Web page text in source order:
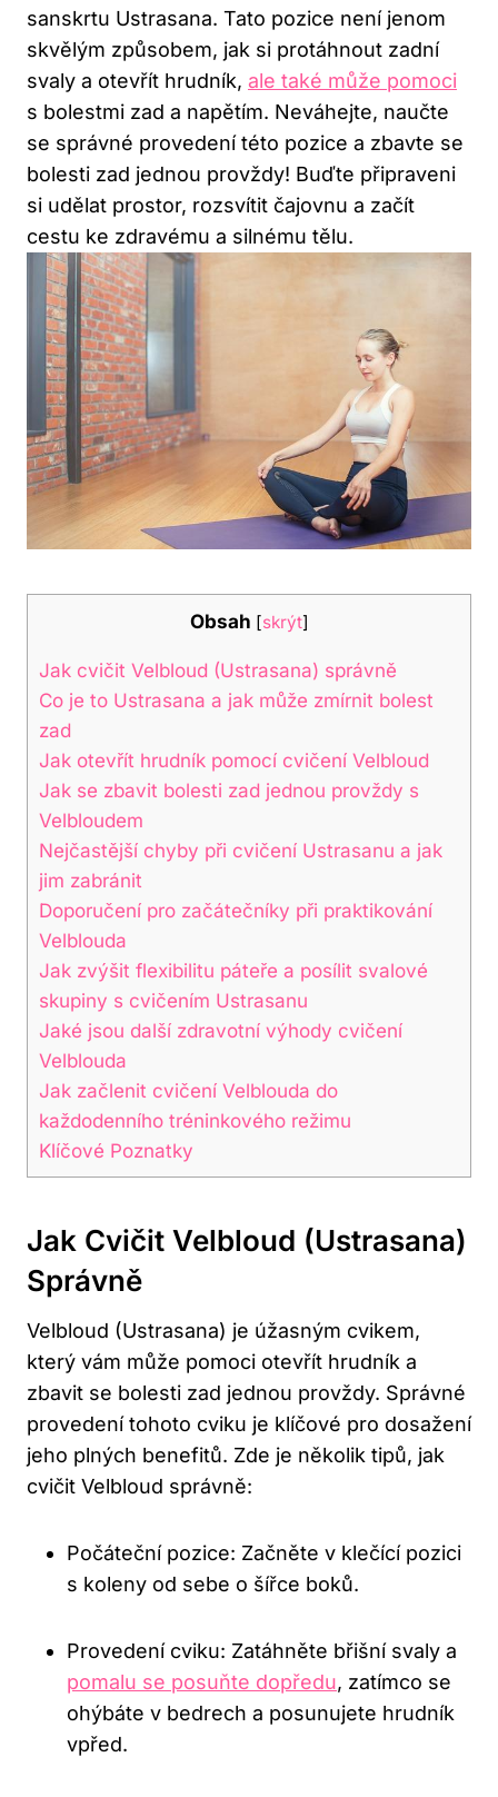
sanskrtu Ustrasana. Tato pozice není jenom
skvělým způsobem, jak si protáhnout zadní
svaly a otevřít hrudník, ale také může pomoci
s bolestmi zad‌ a napětím. Neváhejte, naučte
se správné⁣ provedení této pozice ‌a zbavte se
bolesti⁢ zad jednou provždy! Buďte připraveni
si udělat⁤ prostor, rozsvítit čajovnu a začít
cestu ​ke zdravému‍ a silnému tělu.
Obsah [skrýt]
Jak cvičit Velbloud (Ustrasana) správně
Co⁤ je to Ustrasana a⁢ jak může zmírnit bolest
zad
Jak ⁤otevřít hrudník pomocí⁢ cvičení Velbloud
Jak se zbavit ​bolesti zad jednou ⁤provždy s
Velbloudem
Nejčastější ​chyby při cvičení Ustrasanu a jak
jim‌ zabránit
Doporučení pro začátečníky při praktikování
Velblouda
Jak zvýšit flexibilitu ⁤páteře a posílit svalové
skupiny s cvičením Ustrasanu
Jaké jsou další zdravotní ‌výhody cvičení
⁣Velblouda
Jak začlenit cvičení Velblouda do
každodenního tréninkového⁤ režimu
Klíčové Poznatky
Jak Cvičit Velbloud (Ustrasana)
Správně
Velbloud ​(Ustrasana) je úžasným cvikem,
který vám může pomoci otevřít hrudník a
zbavit se bolesti‌ zad jednou ​provždy. Správné
provedení tohoto cviku je klíčové pro dosažení
jeho plných benefitů. Zde je několik tipů, jak
cvičit Velbloud správně:
Počáteční pozice: Začněte v klečící pozici
s koleny od sebe o šířce boků.
Provedení cviku: Zatáhněte břišní svaly ⁢a
pomalu se posuňte dopředu, zatímco‌ se
ohýbáte v bedrech a posunujete hrudník
vpřed.